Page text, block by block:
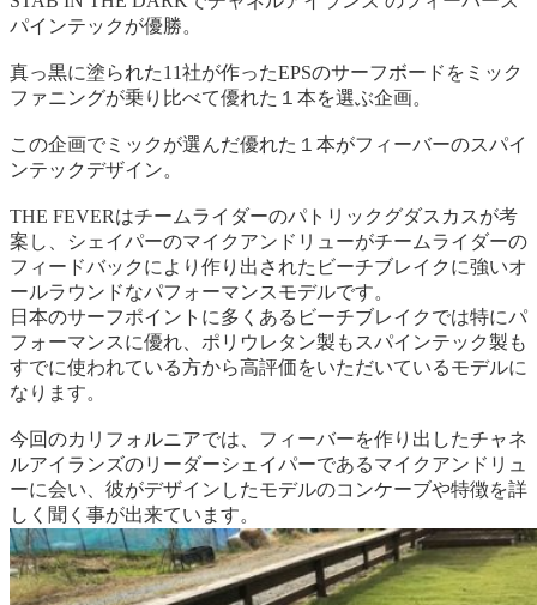
パインテックが優勝。
真っ黒に塗られた11社が作ったEPSのサーフボードをミック
ファニングが乗り比べて優れた１本を選ぶ企画。
この企画でミックが選んだ優れた１本がフィーバーのスパイ
ンテックデザイン。
THE FEVERはチームライダーのパトリックグダスカスが考
案し、シェイパーのマイクアンドリューがチームライダーの
フィードバックにより作り出されたビーチブレイクに強いオ
ールラウンドなパフォーマンスモデルです。
日本のサーフポイントに多くあるビーチブレイクでは特にパ
フォーマンスに優れ、ポリウレタン製もスパインテック製も
すでに使われている方から高評価をいただいているモデルに
なります。
今回のカリフォルニアでは、フィーバーを作り出したチャネ
ルアイランズのリーダーシェイパーであるマイクアンドリュ
ーに会い、彼がデザインしたモデルのコンケーブや特徴を詳
しく聞く事が出来ています。